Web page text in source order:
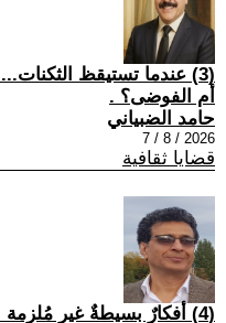
(3) عندما تستيقظ
أم الفوضى؟ .
حامد الضبياني
2026 / 8 / 7
قضايا ثقافية
(4) أفكارٌ بسيطةٌ غير مُلزمة لأحد ..101